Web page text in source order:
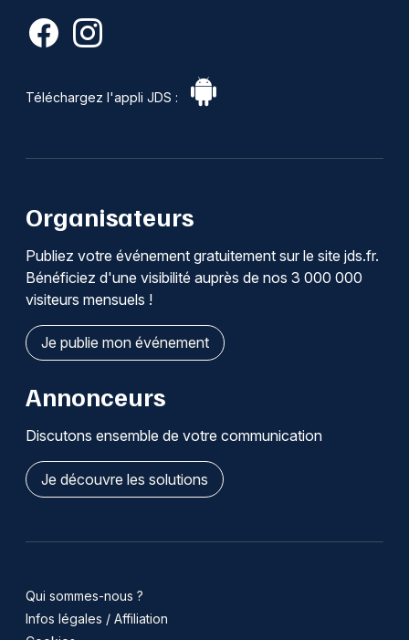
Téléchargez l'appli JDS :
Organisateurs
Publiez votre événement gratuitement sur le site jds.fr.
Bénéficiez d'une visibilité auprès de nos 3 000 000
visiteurs mensuels !
Je publie mon événement
Annonceurs
Discutons ensemble de votre communication
Je découvre les solutions
Qui sommes-nous ?
Infos légales / Affiliation